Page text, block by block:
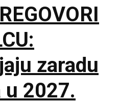
zaradu
u 2027.